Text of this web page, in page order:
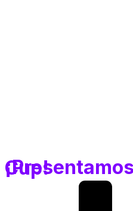
¡Presentamos la 10 Tximist Cup!